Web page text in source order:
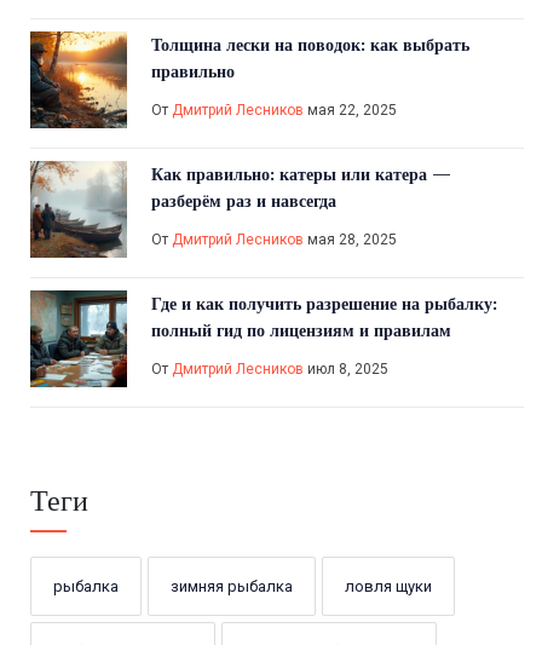
Толщина лески на поводок: как выбрать
правильно
От Дмитрий Лесников мая 22, 2025
Как правильно: катеры или катера —
разберём раз и навсегда
От Дмитрий Лесников мая 28, 2025
Где и как получить разрешение на рыбалку:
полный гид по лицензиям и правилам
От Дмитрий Лесников июл 8, 2025
Теги
рыбалка зимняя рыбалка ловля щуки